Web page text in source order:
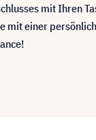
mit Ihren
mit einer